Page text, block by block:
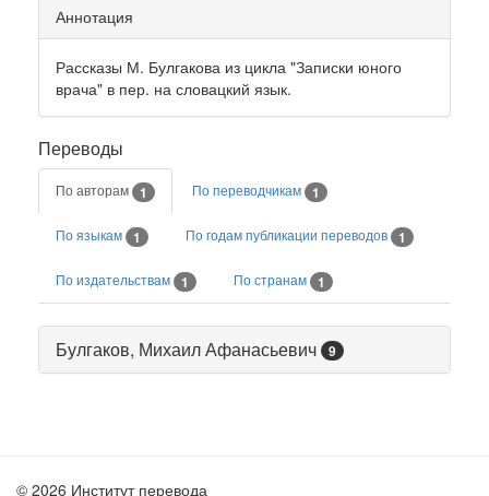
Аннотация
Рассказы М. Булгакова из цикла "Записки юного
врача" в пер. на словацкий язык.
Переводы
По авторам 1 По переводчикам 1
По языкам 1 По годам публикации переводов 1
По издательствам 1 По странам 1
Булгаков, Михаил Афанасьевич 9
© 2026 Институт перевода